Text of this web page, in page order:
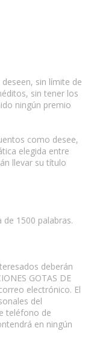
sin límite de
sin tener los
ningún premio
como desee,
elegida entre
llevar su título
1500 palabras.
deberán
GOTAS DE
electrónico. El
del
teléfono de
en ningún